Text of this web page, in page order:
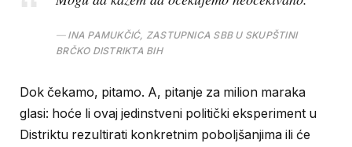
INA PAMUKČIĆ, ZASTUPNICA SBB U SKUPŠTINI
BRČKO DISTRIKTA BIH
Dok čekamo, pitamo. A, pitanje za milion maraka
glasi: hoće li ovaj jedinstveni politički eksperiment u
Distriktu rezultirati konkretnim poboljšanjima ili će